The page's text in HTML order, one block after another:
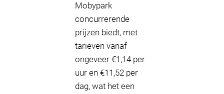
Mobypark
concurrerende
prijzen biedt, met
tarieven vanaf
ongeveer €1,14 per
uur en €11,52 per
dag, wat het een